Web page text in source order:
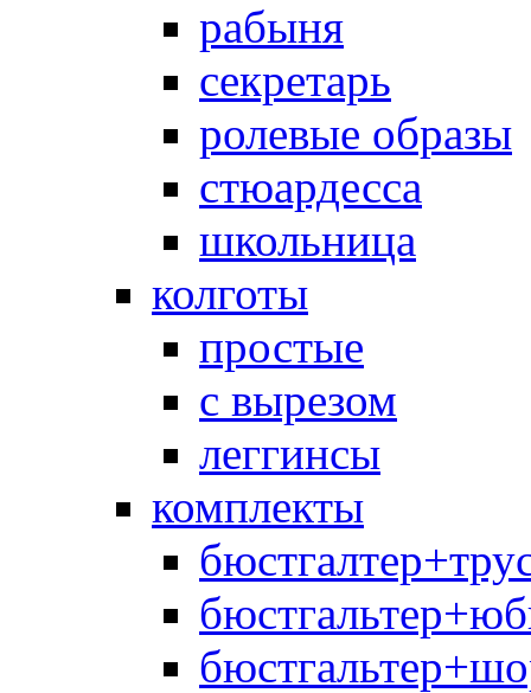
рабыня
секретарь
ролевые образы
стюардесса
школьница
колготы
простые
с вырезом
леггинсы
комплекты